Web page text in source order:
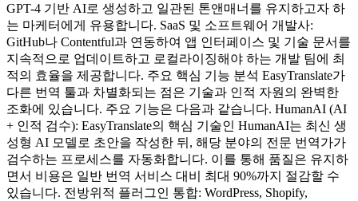
GPT-4 기반 AI로 생성하고 일관된 톤앤매너를 유지하고자 하
는 마케터에게 유용합니다. SaaS 및 소프트웨어 개발사:
GitHub나 Contentful과 연동하여 앱 인터페이스 및 기술 문서를
지속적으로 업데이트하고 로컬라이징해야 하는 개발 팀에 최
적의 효율을 제공합니다. 주요 핵심 기능 분석 EasyTranslate가
다른 번역 툴과 차별화되는 점은 기술과 인적 자원의 완벽한
조화에 있습니다. 주요 기능은 다음과 같습니다. HumanAI (AI
+ 인적 검수): EasyTranslate의 핵심 기술인 HumanAI는 최신 생
성형 AI 모델로 초안을 작성한 뒤, 해당 분야의 전문 번역가가
검수하는 프로세스를 자동화합니다. 이를 통해 품질은 유지하
면서 비용은 일반 번역 서비스 대비 최대 90%까지 절감할 수
있습니다. 전방위적 플러그인 통합: WordPress, Shopify,